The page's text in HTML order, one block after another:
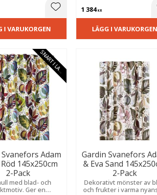
Lägg till i favoriter
I VARUKORGEN
1 384KR
LÄGG I VARUKORGEN
Adam
145x250cm
2-Pack
med blad- och
Ger en
S
N
A
R
T
I
L
A
G
E
R
Gardin Svanefors
& Eva Sand
2-Pack
Dekorativt mönster av
och frukter i varma